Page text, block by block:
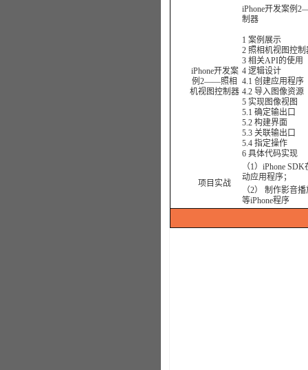
iPhone开发案
例2——照相
机视图控制器
iPhone开发案例
制器
1 案例展示
2 照相机视图控制
3 相关API的使用
4 逻辑设计
4.1 创建应用程序
4.2 导入图像资源
5 实现图像视图
5.1 确定输出口
5.2 构建界面
5.3 关联输出口
5.4 指定操作
6 具体代码实现
项目实战
（1）iPhone
动应用程序；
（2） 制作影音
等iPhone程序